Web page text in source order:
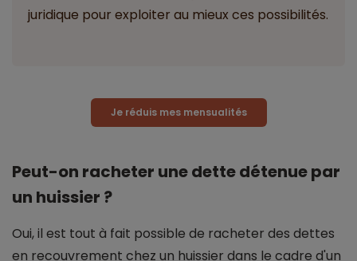
juridique pour exploiter au mieux ces possibilités.
Je réduis mes mensualités
Peut-on racheter une dette détenue par
un huissier ?
Oui, il est tout à fait possible de racheter des dettes
en recouvrement chez un huissier dans le cadre d'un